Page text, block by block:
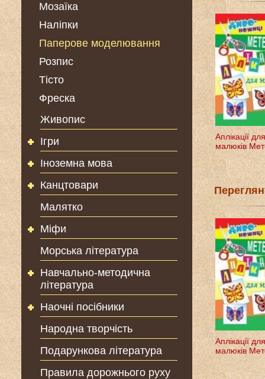
Мозаїка
Наліпки
Паперове моделювання
Розпис
Тісто
Фреска
Живопис
Ігри
Іноземна мова
Канцтовари
Малятко
Міфи
Морська література
Навчально-методична
література
Наочні посібники
Народна творчість
Подарункова література
Правила дорожнього руху
Аплікації для
малюків
Аплікації для
малюків